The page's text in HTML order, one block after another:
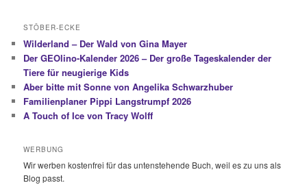
STÖBER-ECKE
Wilderland – Der Wald von Gina Mayer
Der GEOlino-Kalender 2026 – Der große Tageskalender der
Tiere für neugierige Kids
Aber bitte mit Sonne von Angelika Schwarzhuber
Familienplaner Pippi Langstrumpf 2026
A Touch of Ice von Tracy Wolff
WERBUNG
Wir werben kostenfrei für das untenstehende Buch, weil es zu uns als
Blog passt.